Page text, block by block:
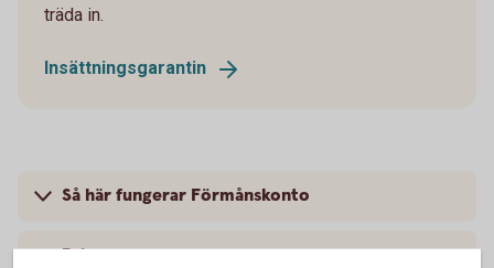
träda in.
Insättningsgarantin
Så här fungerar Förmånskonto
Pris